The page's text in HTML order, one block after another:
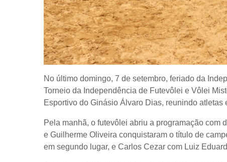
No último domingo, 7 de setembro, feriado da
Torneio da Independência de Futevôlei e Vôlei
Esportivo do Ginásio Álvaro Dias, reunindo
Pela manhã, o futevôlei abriu a programação com
e Guilherme Oliveira conquistaram o título de
em segundo lugar, e Carlos Cezar com Luiz